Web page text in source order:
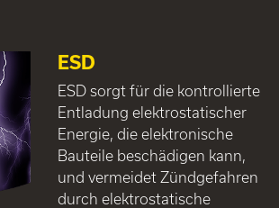
ESD
ESD sorgt für die kontrollierte
Entladung elektrostatischer
Energie, die elektronische
Bauteile beschädigen kann,
und vermeidet Zündgefahren
durch elektrostatische